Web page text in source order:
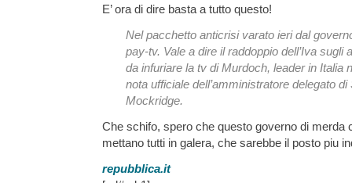
E’ ora di dire basta a tutto questo!
Nel pacchetto anticrisi varato ieri dal
pay-tv. Vale a dire il raddoppio dell’Iva sugli
da infuriare la tv di Murdoch, leader in Italia
nota ufficiale dell’amministratore delegato
Mockridge.
Che schifo, spero che questo governo di merda
mettano tutti in galera, che sarebbe il posto piu
repubblica.it